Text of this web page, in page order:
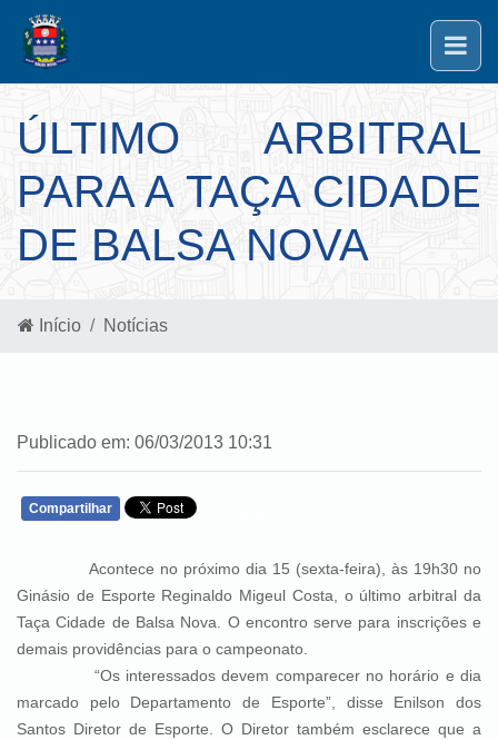
ÚLTIMO ARBITRAL
PARA A TAÇA CIDADE
DE BALSA NOVA
Início Notícias
Publicado em: 06/03/2013 10:31
Compartilhar
Acontece no próximo dia 15 (sexta-feira), às 19h30 no
Ginásio de Esporte Reginaldo Migeul Costa, o último arbitral da
Taça Cidade de Balsa Nova. O encontro serve para inscrições e
demais providências para o campeonato.
“Os interessados devem comparecer no horário e dia
marcado pelo Departamento de Esporte”, disse Enilson dos
Santos Diretor de Esporte. O Diretor também esclarece que a